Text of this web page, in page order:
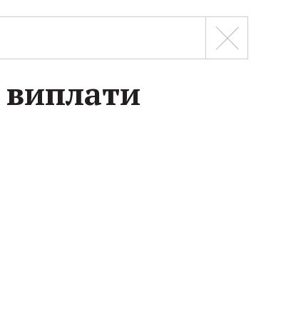
виплати